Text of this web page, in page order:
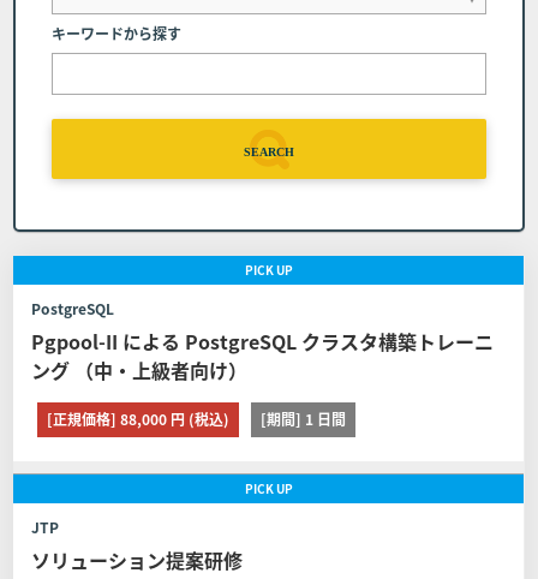
弊社へのご連絡 コース開催日の前日(当該日が弊
社休業日の場合は、直前の営業日とします）まで
間：弊社休業日及び土・日・祝日を除く9:00～1
7:00）へコースの日程を変更する旨申し出るもの
程変更は１回に限るものとします。また日程を変
更したコースの申し込みを取り消す場合は前条の
定めに関わらずコースの代金の全額をお支払いい
ただくものとします。
以下に定める通りとします。 但し、教育パンフレット等に
て日程変更可能期間を定めたコースはその定めが、また取
り消し、日程変更、証明書の発行に関する他社開催のコー
スは他社の定める契約条件がそれぞれ本条に優先して適用
キーワードから探す
SEARCH
PICKUP
PostgreSQL
Pgpool-II による PostgreSQL クラスタ構築トレーニ
ング （中・上級者向け）
[正規価格] 88,000 円 (税込) [期間] 1 日間
PICKUP
JTP
ソリューション提案研修